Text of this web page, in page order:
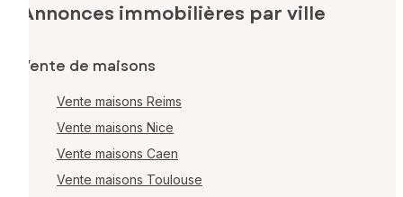
Annonces immobilières par ville
Vente de maisons
Vente maisons Reims
Vente maisons Nice
Vente maisons Caen
Vente maisons Toulouse